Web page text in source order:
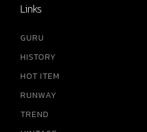
Links
GURU
HISTORY
HOT ITEM
RUNWAY
TREND